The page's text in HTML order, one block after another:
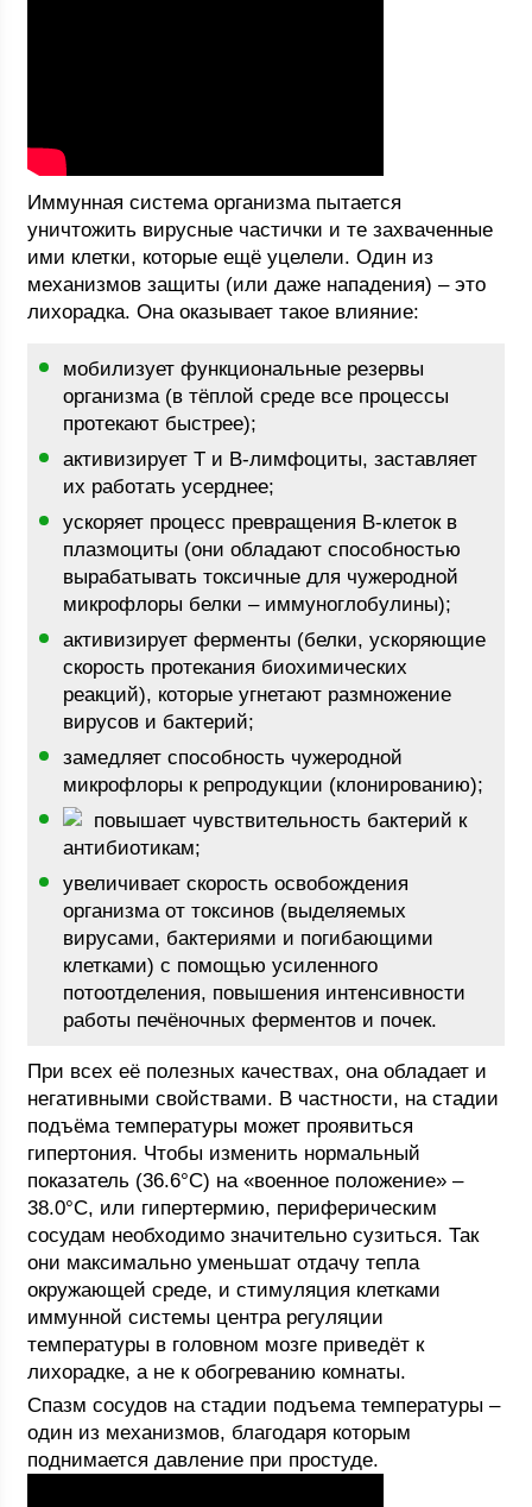
Иммунная система организма пытается
уничтожить вирусные частички и те захваченные
ими клетки, которые ещё уцелели. Один из
механизмов защиты (или даже нападения) – это
лихорадка. Она оказывает такое влияние:
мобилизует функциональные резервы
организма (в тёплой среде все процессы
протекают быстрее);
активизирует Т и В-лимфоциты, заставляет
их работать усерднее;
ускоряет процесс превращения В-клеток в
плазмоциты (они обладают способностью
вырабатывать токсичные для чужеродной
микрофлоры белки – иммуноглобулины);
активизирует ферменты (белки, ускоряющие
скорость протекания биохимических
реакций), которые угнетают размножение
вирусов и бактерий;
замедляет способность чужеродной
микрофлоры к репродукции (клонированию);
повышает чувствительность бактерий к
антибиотикам;
увеличивает скорость освобождения
организма от токсинов (выделяемых
вирусами, бактериями и погибающими
клетками) с помощью усиленного
потоотделения, повышения интенсивности
работы печёночных ферментов и почек.
При всех её полезных качествах, она обладает и
негативными свойствами. В частности, на стадии
подъёма температуры может проявиться
гипертония. Чтобы изменить нормальный
показатель (36.6°С) на «военное положение» –
38.0°С, или гипертермию, периферическим
сосудам необходимо значительно сузиться. Так
они максимально уменьшат отдачу тепла
окружающей среде, и стимуляция клетками
иммунной системы центра регуляции
температуры в головном мозге приведёт к
лихорадке, а не к обогреванию комнаты.
Спазм сосудов на стадии подъема температуры –
один из механизмов, благодаря которым
поднимается давление при простуде.